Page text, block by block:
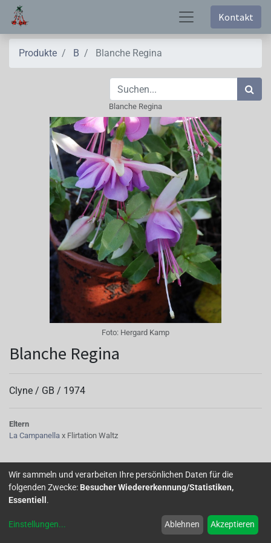
Kontakt
Produkte B Blanche Regina
Blanche Regina
Foto: Hergard Kamp
Blanche Regina
Clyne / GB / 1974
Eltern
La Campanella x Flirtation Waltz
Home Über uns Galerie Mitglied werden
Impressum Datenschutz
Wir sammeln und verarbeiten Ihre persönlichen Daten für die
folgenden Zwecke: Besucher Wiedererkennung/Statistiken,
Essentiell .
Einstellungen... Ablehnen Akzeptieren